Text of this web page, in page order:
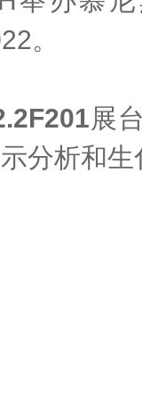
。
展
分析和